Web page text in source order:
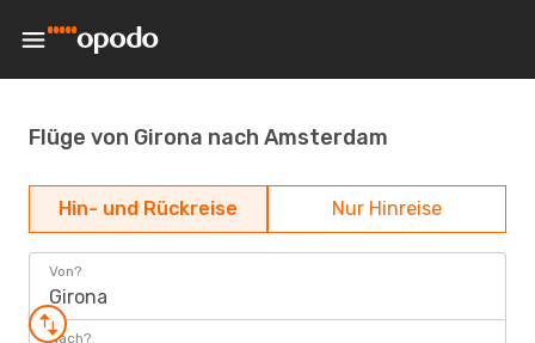
Flüge von Girona nach Amsterdam
Hin- und Rückreise Nur Hinreise
Von?
Girona
Nach?